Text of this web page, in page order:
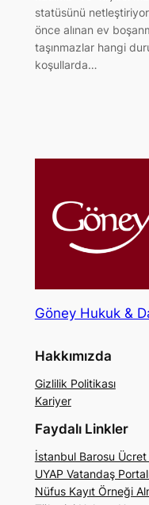
statüsünü
önce alınan ev
taşınmazlar hangi
koşullarda…
Göney Hukuk &
Hakkımızda
Gizlilik Politikası
Kariyer
Faydalı Linkler
İstanbul Barosu
UYAP Vatandaş
Nüfus Kayıt Örneği